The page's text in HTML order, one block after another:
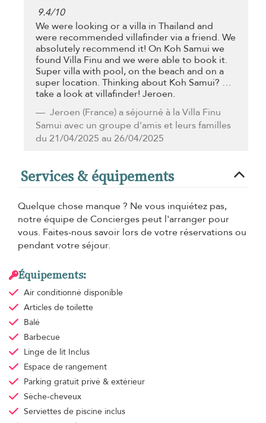
9.4/10
We were looking or a villa in Thailand and
were recommended villafinder via a friend. We
absolutely recommend it! On Koh Samui we
found Villa Finu and we were able to book it.
Super villa with pool, on the beach and on a
super location. Thinking about Koh Samui? …
take a look at villafinder! Jeroen.
Jeroen (France) a séjourné à la Villa Finu
Samui avec un groupe d'amis et leurs familles
du 21/04/2025 au 26/04/2025
Services & équipements
Quelque chose manque ? Ne vous inquiétez pas,
notre équipe de Concierges peut l'arranger pour
vous. Faites-nous savoir lors de votre réservations ou
pendant votre séjour.
Équipements:
Air conditionné disponible
Articles de toilette
Balé
Barbecue
Linge de lit Inclus
Espace de rangement
Parking gratuit privé & extérieur
Sèche-cheveux
Serviettes de piscine inclus